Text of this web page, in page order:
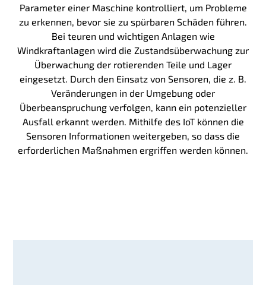
Parameter einer Maschine kontrolliert, um Probleme
zu erkennen, bevor sie zu spürbaren Schäden führen.
Bei teuren und wichtigen Anlagen wie
Windkraftanlagen wird die Zustandsüberwachung zur
Überwachung der rotierenden Teile und Lager
eingesetzt. Durch den Einsatz von Sensoren, die z. B.
Veränderungen in der Umgebung oder
Überbeanspruchung verfolgen, kann ein potenzieller
Ausfall erkannt werden. Mithilfe des IoT können die
Sensoren Informationen weitergeben, so dass die
erforderlichen Maßnahmen ergriffen werden können.